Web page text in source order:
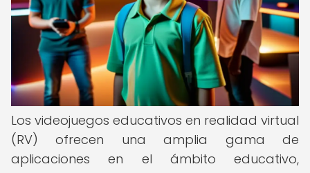
Los videojuegos educativos en realidad virtual
(RV) ofrecen una amplia gama de
aplicaciones en el ámbito educativo,